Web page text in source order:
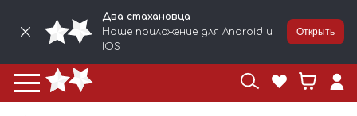
Два стахановца
Наше приложение для Android и
IOS
Открыть